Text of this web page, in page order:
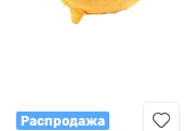
Распродажа